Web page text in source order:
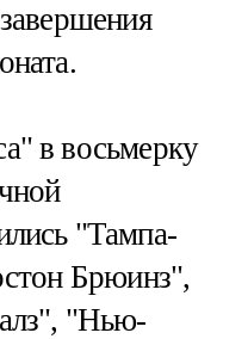
в восьмерку
"Тампа-
Брюинз",
"Нью-